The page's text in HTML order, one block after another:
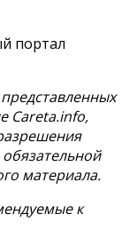
портал
Careta.info,
материала.
к